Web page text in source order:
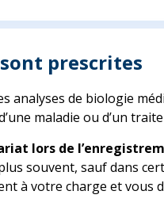
prescrites
analyses de biologie
maladie ou d’un
lors de
souvent, sauf dans
à votre charge et vous